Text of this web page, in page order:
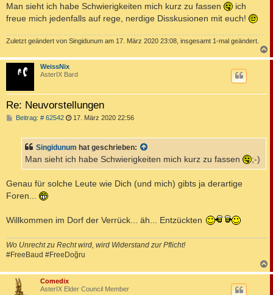
Man sieht ich habe Schwierigkeiten mich kurz zu fassen
ich
freue mich jedenfalls auf rege, nerdige Disskusionen mit euch!
Zuletzt geändert von Singidunum am 17. März 2020 23:08, insgesamt 1-mal geändert.
a
WeissNix
AsterIX Bard
Re: Neuvorstellungen
Beitrag: # 62542B
r
a
17. März 2020 22:56
Singidunum hat geschrieben:
Man sieht ich habe Schwierigkeiten mich kurz zu fassen ;-)
Genau für solche Leute wie Dich (und mich) gibts ja derartige
Foren...
Willkommen im Dorf der Verrück... äh... Entzückten
Wo Unrecht zu Recht wird, wird Widerstand zur Pflicht!
#FreeBaud #FreeDoğru
a
Comedix
AsterIX Elder Council Member